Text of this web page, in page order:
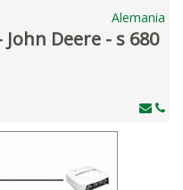
Alemania
Deere - s 680